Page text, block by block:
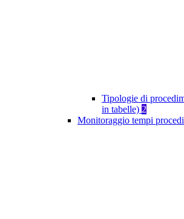
Tipologie di
in tabelle) 2
Monitoraggio tempi